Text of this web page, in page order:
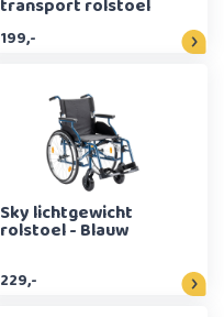
transport rolstoel
199,-
Sky lichtgewicht
rolstoel - Blauw
229,-